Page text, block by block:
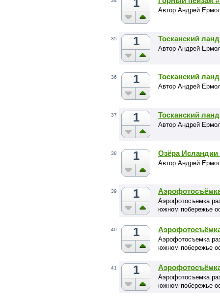
1
Автор Андрей
35 1 Тосканский
Автор Андрей
36 1 Тосканский
Автор Андрей
37 1 Тосканский
Автор Андрей
38 1 Озёра Исландии
Автор Андрей
39 1
Аэрофотосъемка
южном побережье
40 1
Аэрофотосъемка
южном побережье
41 1
Аэрофотосъемка
южном побережье